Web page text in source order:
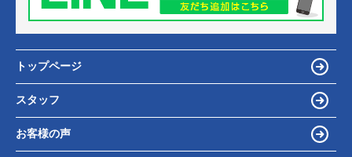
トップページ
スタッフ
お客様の声